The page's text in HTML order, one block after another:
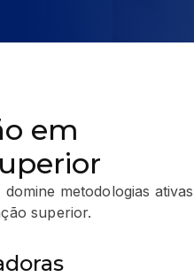
em
metodologias ativas
superior.